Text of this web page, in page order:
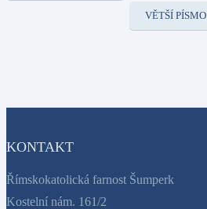
VĚTŠÍ PÍSMO
KONTAKT
Římskokatolická farnost Šumperk
Kostelní nám. 161/2